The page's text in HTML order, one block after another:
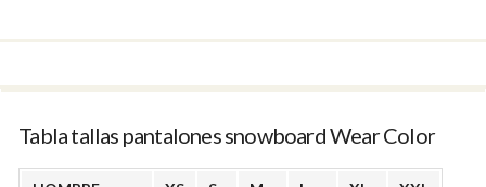
Tabla tallas pantalones snowboard Wear Color